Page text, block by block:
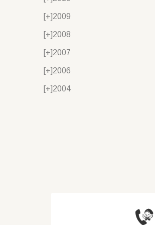
[+]2009
[+]2008
[+]2007
[+]2006
[+]2004